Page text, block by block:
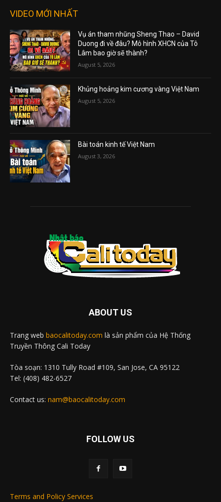
VIDEO MỚI NHẤT
Vụ án tham nhũng Sheng Thao – David
Duong đi về đâu? Mô hình XHCN của Tô
Lâm bao giờ sẽ thành?
August 5, 2026
Khủng hoảng kim cương vàng Việt Nam
August 5, 2026
Bài toán kinh tế Việt Nam
August 3, 2026
ABOUT US
Trang web baocalitoday.com là sản phẩm của Hệ Thống
Truyền Thông Cali Today
Tòa soạn: 1310 Tully Road #109, San Jose, CA 95122
Tel: (408) 482-6527
Contact us: nam@baocalitoday.com
FOLLOW US
Terms and Policy Services